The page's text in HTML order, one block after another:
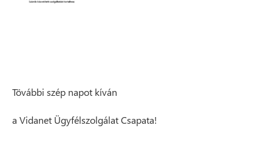
Tövábbi szép napot kíván
a Vidanet Ügyfélszolgálat Csapata!